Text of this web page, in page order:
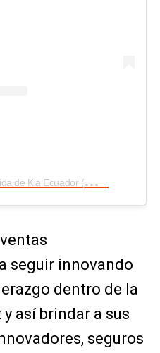
U
na publicación compartida de Kia Ecuador (@kiaecuador)
seguir innovando
dentro de la
así brindar a sus
seguros